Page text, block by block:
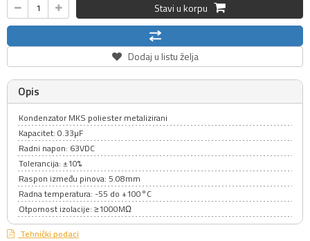
Stavi u korpu
Dodaj u listu želja
Opis
Kondenzator MKS poliester metalizirani
Kapacitet: 0.33µF
Radni napon: 63VDC
Tolerancija: ±10%
Raspon između pinova: 5.08mm
Radna temperatura: -55 do +100°C
Otpornost izolacije: ≥1000MΩ
Tehnički podaci